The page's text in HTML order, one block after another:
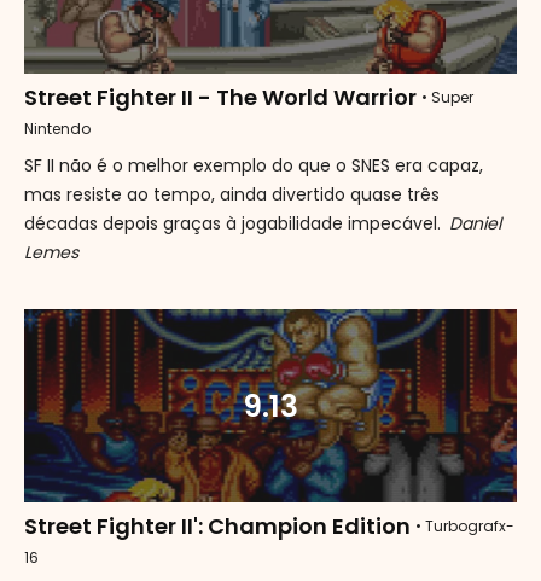
Street Fighter II - The World Warrior • Super
Nintendo
SF II não é o melhor exemplo do que o SNES era capaz,
mas resiste ao tempo, ainda divertido quase três
décadas depois graças à jogabilidade impecável. Daniel
Lemes
9.13
Street Fighter II': Champion Edition • Turbografx-
16